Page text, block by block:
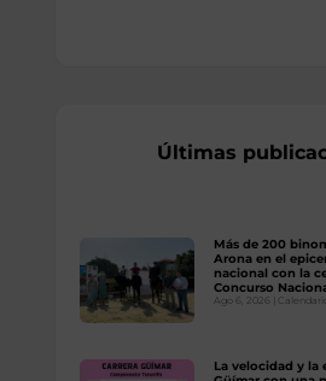
Últimas
Más de 200
Arona en el
nacional con la
Concurso
Ago 6, 2026
La velocidad y la